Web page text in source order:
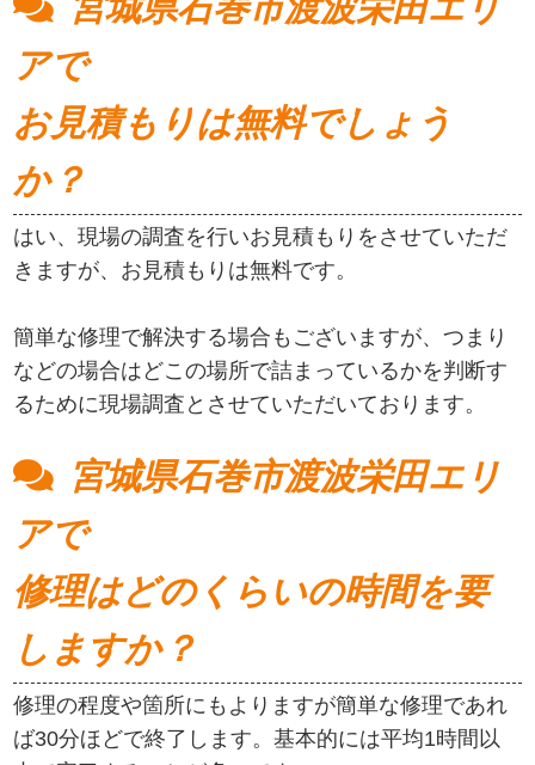
アで
お見積もりは無料でしょう
か？
はい、現場の調査を行いお見積もりをさせていただ
きますが、お見積もりは無料です。
簡単な修理で解決する場合もございますが、つまり
などの場合はどこの場所で詰まっているかを判断す
るために現場調査とさせていただいております。
宮城県石巻市渡波栄田エリ
アで
修理はどのくらいの時間を要
しますか？
修理の程度や箇所にもよりますが簡単な修理であれ
ば30分ほどで終了します。基本的には平均1時間以